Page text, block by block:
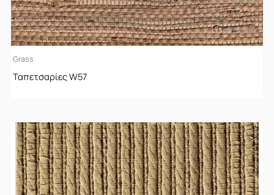
Grass
Ταπετσαρίες W57